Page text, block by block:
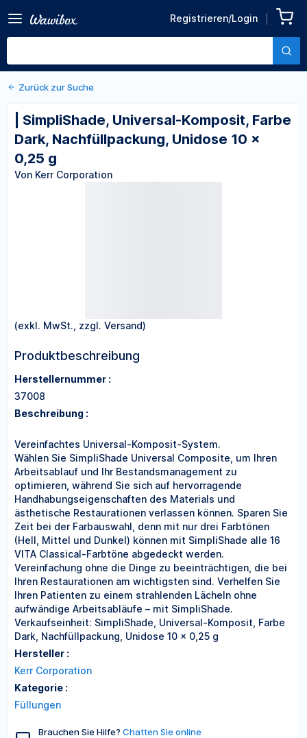
Registrieren/Login
Komposit, Farbe Dark,
Nachfüllpackung, Unidose
Von Kerr Corporation
Zurück zu den Produktdetails
Zurück zur Suche
| SimpliShade, Universal-Komposit, Farbe
Dark, Nachfüllpackung, Unidose 10 x
0,25 g
Von Kerr Corporation
(exkl. MwSt., zzgl. Versand)
Produktbeschreibung
Herstellernummer :
37008
Beschreibung :
Vereinfachtes Universal-Komposit-System.
Wählen Sie SimpliShade Universal Composite, um Ihren
Arbeitsablauf und Ihr Bestandsmanagement zu
optimieren, während Sie sich auf hervorragende
Handhabungseigenschaften des Materials und
ästhetische Restaurationen verlassen können. Sparen Sie
Zeit bei der Farbauswahl, denn mit nur drei Farbtönen
(Hell, Mittel und Dunkel) können mit SimpliShade alle 16
VITA Classical-Farbtöne abgedeckt werden.
Vereinfachung ohne die Dinge zu beeinträchtigen, die bei
Ihren Restaurationen am wichtigsten sind. Verhelfen Sie
Ihren Patienten zu einem strahlenden Lächeln ohne
aufwändige Arbeitsabläufe – mit SimpliShade.
Verkaufseinheit: SimpliShade, Universal-Komposit, Farbe
Dark, Nachfüllpackung, Unidose 10 x 0,25 g
Hersteller :
Kerr Corporation
Kategorie :
Füllungen
Brauchen Sie Hilfe? Chatten Sie online